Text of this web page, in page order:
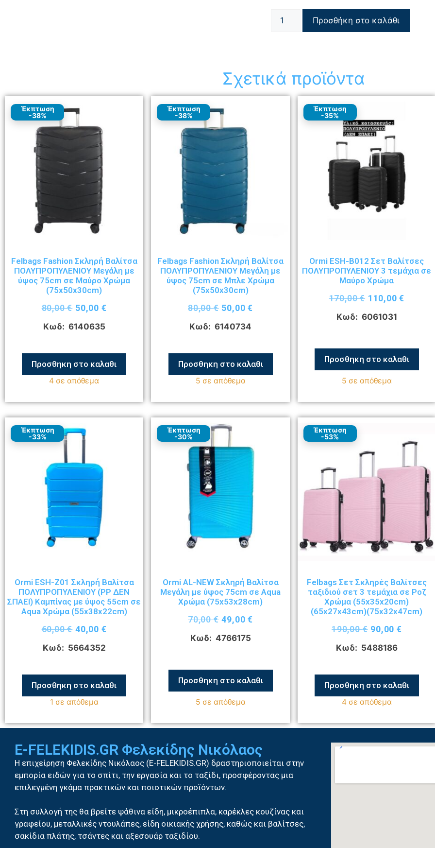
Προσθήκη στο καλάθι
Σχετικά προϊόντα
Έκπτωση
-38%
Felbags Fashion Σκληρή Βαλίτσα
ΠΟΛΥΠΡΟΠΥΛΕΝΙΟΥ Μεγάλη με
ύψος 75cm σε Μαύρο Χρώμα
(75x50x30cm)
80,00€ 50,00 €
Κωδ: 6140635
Προσθηκη στο καλαθι
4 σε απόθεμα
Έκπτωση
-38%
Felbags Fashion Σκληρή Βαλίτσα
ΠΟΛΥΠΡΟΠΥΛΕΝΙΟΥ Μεγάλη με
ύψος 75cm σε Μπλε Χρώμα
(75x50x30cm)
80,00€ 50,00€
Κωδ: 6140734
Προσθηκη στο καλαθι
5 σε απόθεμα
Έκπτωση
-35%
Ormi ESH-B012 Σετ Βαλίτσες
ΠΟΛΥΠΡΟΠΥΛΕΝΙΟΥ 3 τεμάχια σε
Μαύρο Χρώμα
170,00€ 110,00€
Κωδ: 6061031
Προσθηκη στο καλαθι
5 σε απόθεμα
Έκπτωση
-33%
Ormi ESH-Z01 Σκληρή Βαλίτσα
ΠΟΛΥΠΡΟΠΥΛΕΝΙΟΥ (ΡΡ ΔΕΝ
ΣΠΑΕΙ) Καμπίνας με ύψος 55cm σε
Aqua Χρώμα (55x38x22cm)
60,00€ 40,00 €
Κωδ: 5664352
Προσθηκη στο καλαθι
1 σε απόθεμα
Έκπτωση
-30%
Ormi AL-NEW Σκληρή Βαλίτσα
Μεγάλη με ύψος 75cm σε Aqua
Χρώμα (75x53x28cm)
70,00€ 49,00€
Κωδ: 4766175
Προσθηκη στο καλαθι
5 σε απόθεμα
Έκπτωση
-53%
Felbags Σετ Σκληρές Βαλίτσες
ταξιδιού σετ 3 τεμάχια σε Ροζ
Χρώμα (55x35x20cm)
(65x27x43cm)(75x32x47cm)
190,00€ 90,00€
Κωδ: 5488186
Προσθηκη στο καλαθι
4 σε απόθεμα
E-FELEKIDIS.GR Φελεκίδης Νικόλαος
Η επιχείρηση Φελεκίδης Νικόλαος (E-FELEKIDIS.GR) δραστηριοποιείται στην
εμπορία ειδών για το σπίτι, την εργασία και το ταξίδι, προσφέροντας μια
επιλεγμένη γκάμα πρακτικών και ποιοτικών προϊόντων.
Στη συλλογή της θα βρείτε ψάθινα είδη, μικροέπιπλα, καρέκλες κουζίνας και
γραφείου, μεταλλικές ντουλάπες, είδη οικιακής χρήσης, καθώς και βαλίτσες,
σακίδια πλάτης, τσάντες και αξεσουάρ ταξιδίου.